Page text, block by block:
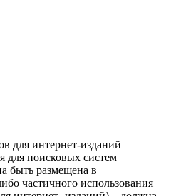
для интернет-изданий –
для поисковых систем
быть размещена в
частичного использования